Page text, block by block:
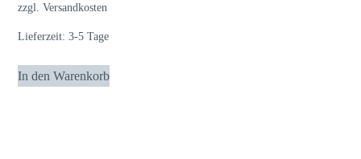
zzgl.Versandkosten
Lieferzeit:3-5 Tage
In den Warenkorb